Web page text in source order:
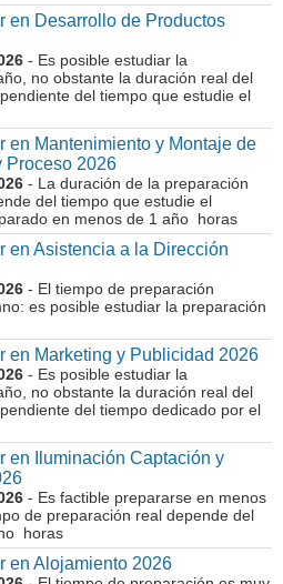
en Desarrollo de Productos
- Es posible estudiar la
no obstante la duración real del
del tiempo que estudie el
en Mantenimiento y Montaje de
Proceso 2026
- La duración de la preparación
del tiempo que estudie el
en menos de 1 año horas
en Asistencia a la Dirección
- El tiempo de preparación
es posible estudiar la preparación
en Marketing y Publicidad 2026
- Es posible estudiar la
no obstante la duración real del
del tiempo dedicado por el
en Iluminación Captación y
- Es factible prepararse en menos
de preparación real depende del
horas
en Alojamiento 2026